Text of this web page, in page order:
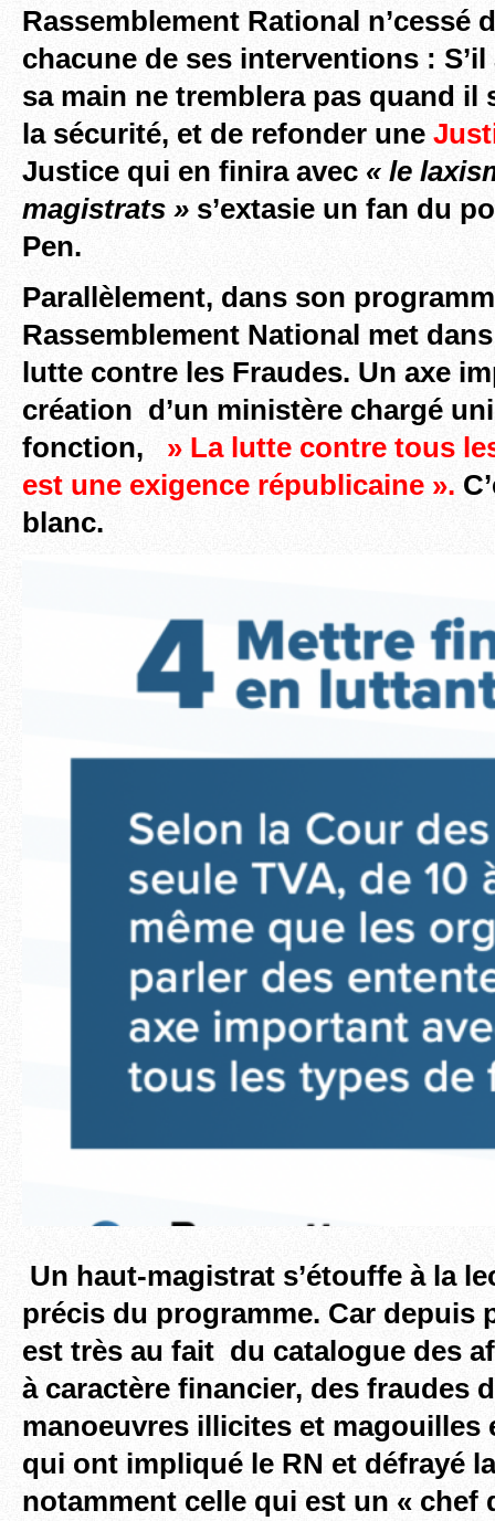
Rassemblement Rational n’cessé
chacune de ses interventions :
sa main ne tremblera pas quand il
la sécurité, et de refonder une
Justice qui en finira avec « le
magistrats » s’extasie un fan du
Pen.
Parallèlement, dans son
Rassemblement National met
lutte contre les Fraudes. Un axe
création d’un ministère chargé
fonction,
» La lutte contre tous
est une exigence républicaine ».
blanc.
Un haut-magistrat s’étouffe à la
précis du programme. Car depuis
est très au fait du catalogue des
à caractère financier, des fraudes
manoeuvres illicites et magouilles
qui ont impliqué le RN et défrayé
notamment celle qui est un « chef